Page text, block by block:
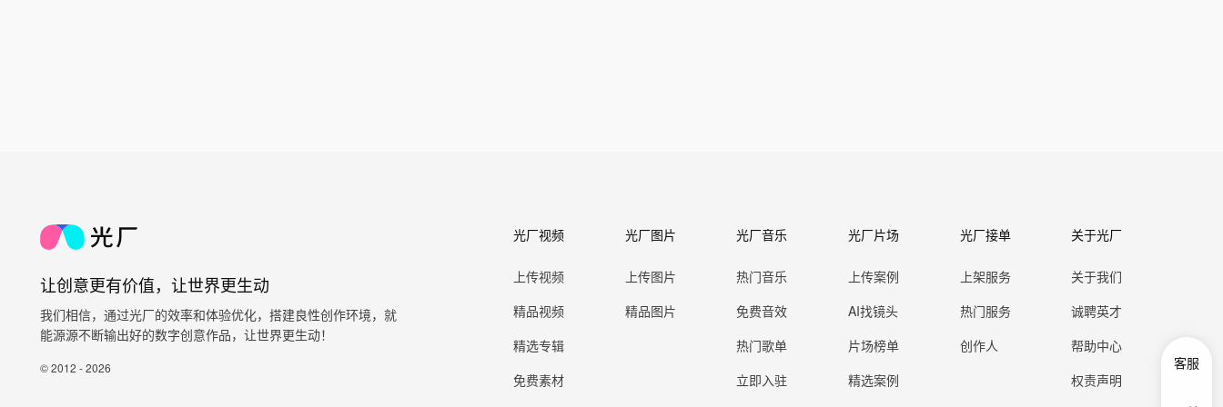
让创意更有价值，让世界更生动
我们相信，通过光厂的效率和体验优化，搭建良性创作环境，就
能源源不断输出好的数字创意作品，让世界更生动！
© 2012 - 2026
光厂视频
上传视频
精品视频
精选专辑
免费素材
光厂图片
上传图片
精品图片
光厂音乐
热门音乐
免费音效
热门歌单
立即入驻
光厂片场
上传案例
AI找镜头
片场榜单
精选案例
光厂接单
上架服务
热门服务
创作人
关于光厂
关于我们
诚聘英才
帮助中心
权责声明
客服